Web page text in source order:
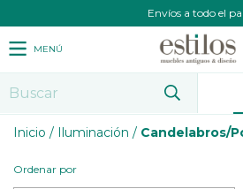
Envíos a todo el
MENÚ
Inicio / Iluminación / Candelabros/
Ordenar por